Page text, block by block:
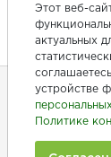
+7 (846)
+7 (902) 375-
Этот веб-
актуальных
устройстве
Политике